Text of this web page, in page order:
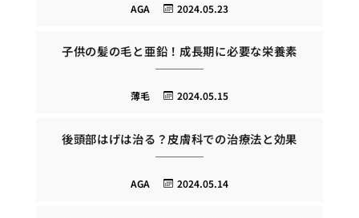
2024.05.23
AGA
子供の髪の毛と亜鉛！成長期に必要な栄養素
2024.05.15
薄毛
後頭部はげは治る？皮膚科での治療法と効果
2024.05.14
AGA